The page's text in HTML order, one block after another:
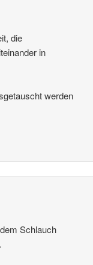
die
in
werden
Schlauch